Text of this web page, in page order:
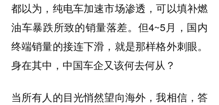
都以为，纯电车加速市场渗透，可以填补燃
油车暴跌所致的销量落差。但4~5月，国内
终端销量的接连下滑，就是那样格外刺眼。
身在其中，中国车企又该何去何从？
当所有人的目光悄然望向海外，我相信，答